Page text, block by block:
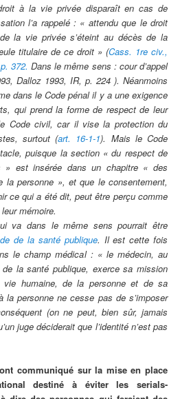
à la vie privée disparaît en cas de
l’a rappelé : « attendu que le droit
la vie privée s’éteint au décès de la
titulaire de ce droit » (Cass. 1re civ.,
372. Dans le même sens : cour d’appel
Dalloz 1993, IR, p. 224 ). Néanmoins
dans le Code pénal il y a une exigence
qui prend la forme de respect de leur
Code civil, car il vise la protection du
surtout (art. 16-1-1). Mais le Code
puisque la section « du respect de
» est insérée dans un chapitre « des
la personne », et que le consentement,
ce qui a été dit, peut être perçu comme
mémoire.
va dans le même sens pourrait être
de la santé publique. Il est cette fois
le champ médical : « le médecin, au
la santé publique, exerce sa mission
humaine, de la personne et de sa
la personne ne cesse pas de s’imposer
(on ne peut, bien sûr, jamais
juge déciderait que l’identité n’est pas
communiqué sur la mise en place
destiné à éviter les serials-